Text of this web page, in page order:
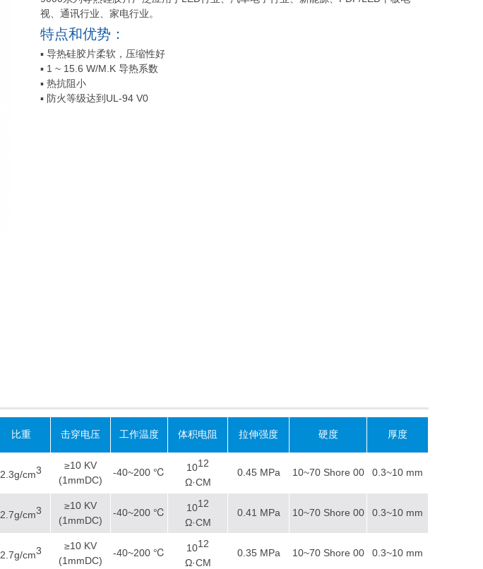
视、通讯行业、家电行业。
特点和优势：
▪ 导热硅胶片柔软，压缩性好
▪ 1 ~ 15.6 W/M.K 导热系数
▪ 热抗阻小
▪ 防火等级达到UL-94 V0
比重 击穿电压 工作温度 体积电阻 拉伸强度 硬度 厚度
2.3g/cm3
≥10 KV
(1mmDC)
-40~200 ℃ 1012
Ω·CM
0.45 MPa 10~70 Shore 00 0.3~10 mm
2.7g/cm3
≥10 KV
(1mmDC)
-40~200 ℃ 1012
Ω·CM
0.41 MPa 10~70 Shore 00 0.3~10 mm
2.7g/cm3
≥10 KV
(1mmDC)
-40~200 ℃ 1012
Ω·CM
0.35 MPa 10~70 Shore 00 0.3~10 mm